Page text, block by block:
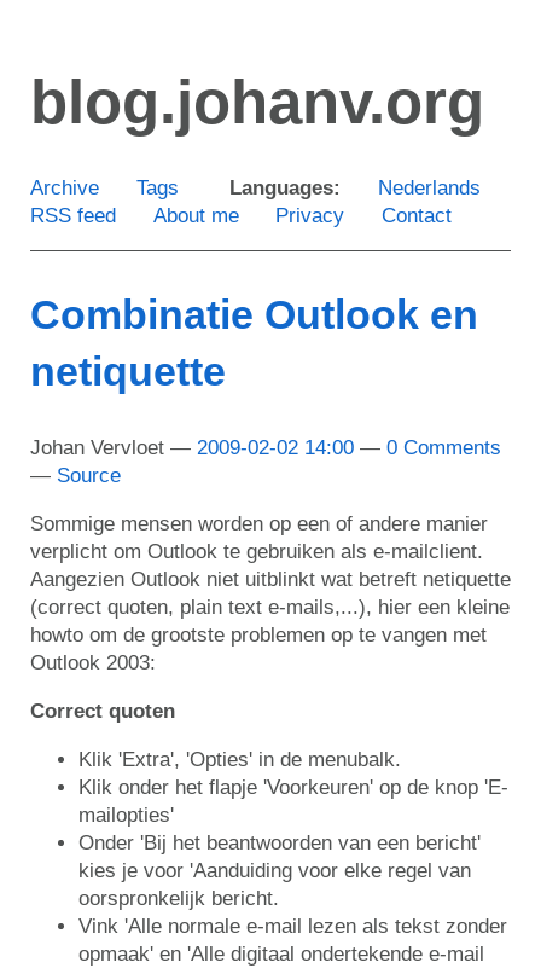
main
content
blog.johanv.org
Languages: Nederlands
Archive
Tags
RSS feed
About me Privacy Contact
Combinatie Outlook en
netiquette
Johan Vervloet 2009-02-02 14:00
0 Comments
Source
Sommige mensen worden op een of andere manier
verplicht om Outlook te gebruiken als e-mailclient.
Aangezien Outlook niet uitblinkt wat betreft netiquette
(correct quoten, plain text e-mails,...), hier een kleine
howto om de grootste problemen op te vangen met
Outlook 2003:
Correct quoten
Klik 'Extra', 'Opties' in de menubalk.
Klik onder het flapje 'Voorkeuren' op de knop 'E-
mailopties'
Onder 'Bij het beantwoorden van een bericht'
kies je voor 'Aanduiding voor elke regel van
oorspronkelijk bericht.
Vink 'Alle normale e-mail lezen als tekst zonder
opmaak' en 'Alle digitaal ondertekende e-mail